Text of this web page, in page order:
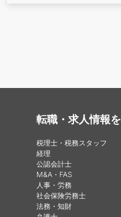
転職・求人情報
税理士・税務スタッフ
経理
公認会計士
M&A・FAS
人事・労務
社会保険労務士
法務・知財